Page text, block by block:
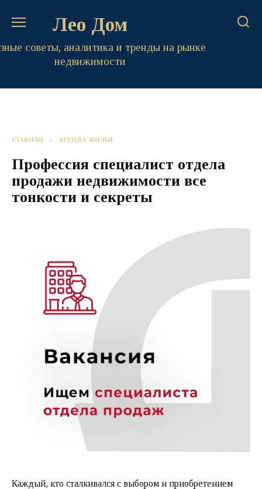
Лео Дом
советы, аналитика и тренды на рынке
недвижимости
ГЛАВНАЯ » АРЕНДА ЖИЛЬЯ
Профессия специалист отдела
продажи недвижимости все
тонкости и секреты
Каждый, кто сталкивался с выбором и приобретением